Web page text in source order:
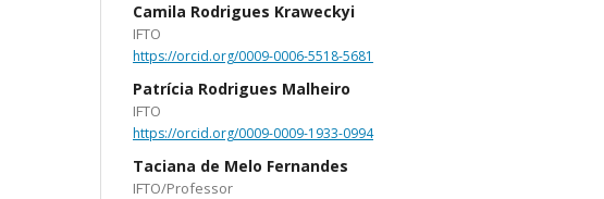
Camila Rodrigues Kraweckyi
IFTO
https://orcid.org/0009-0006-5518-5681
Patrícia Rodrigues Malheiro
IFTO
https://orcid.org/0009-0009-1933-0994
Taciana de Melo Fernandes
IFTO/Professor